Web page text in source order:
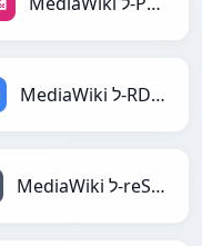
MediaWiki ל-RDataFrame
MediaWiki ל-reStructuredText